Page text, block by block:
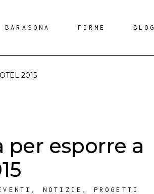
BARASONA FIRME BLOG
2015
per esporre a
, NOTIZIE , PROGETTI